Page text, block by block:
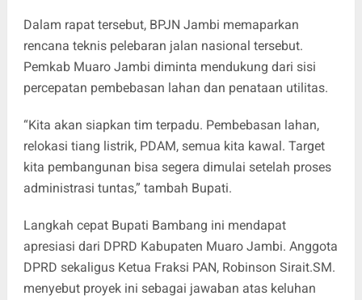
Dalam rapat tersebut, BPJN Jambi memaparkan
rencana teknis pelebaran jalan nasional tersebut.
Pemkab Muaro Jambi diminta mendukung dari sisi
percepatan pembebasan lahan dan penataan utilitas.
“Kita akan siapkan tim terpadu. Pembebasan lahan,
relokasi tiang listrik, PDAM, semua kita kawal. Target
kita pembangunan bisa segera dimulai setelah proses
administrasi tuntas,” tambah Bupati.
Langkah cepat Bupati Bambang ini mendapat
apresiasi dari DPRD Kabupaten Muaro Jambi. Anggota
DPRD sekaligus Ketua Fraksi PAN, Robinson Sirait.SM.
menyebut proyek ini sebagai jawaban atas keluhan